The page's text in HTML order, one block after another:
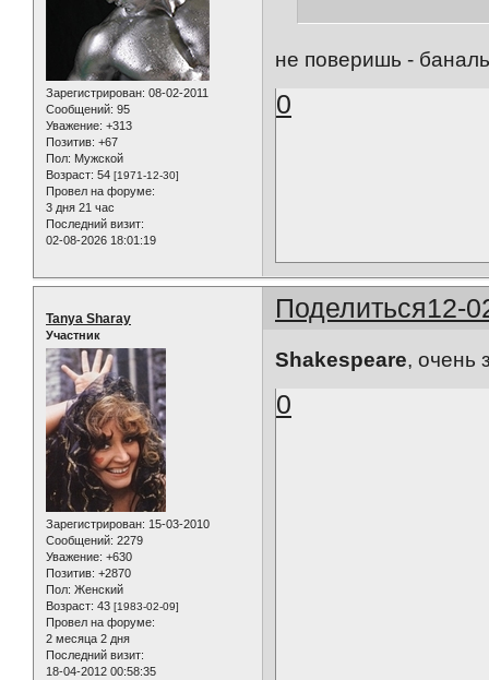
Зарегистрирован: 08-02-2011
Сообщений: 95
Уважение: +313
Позитив: +67
Пол: Мужской
Возраст: 54 [1971-12-30]
Провел на форуме:
3 дня 21 час
Последний визит:
02-08-2026 18:01:19
не поверишь -
0
Поделиться12-
Tanya Sharay
Участник
Зарегистрирован: 15-03-2010
Сообщений: 2279
Уважение: +630
Позитив: +2870
Пол: Женский
Возраст: 43 [1983-02-09]
Провел на форуме:
2 месяца 2 дня
Последний визит:
18-04-2012 00:58:35
Shakespeare, очень
0